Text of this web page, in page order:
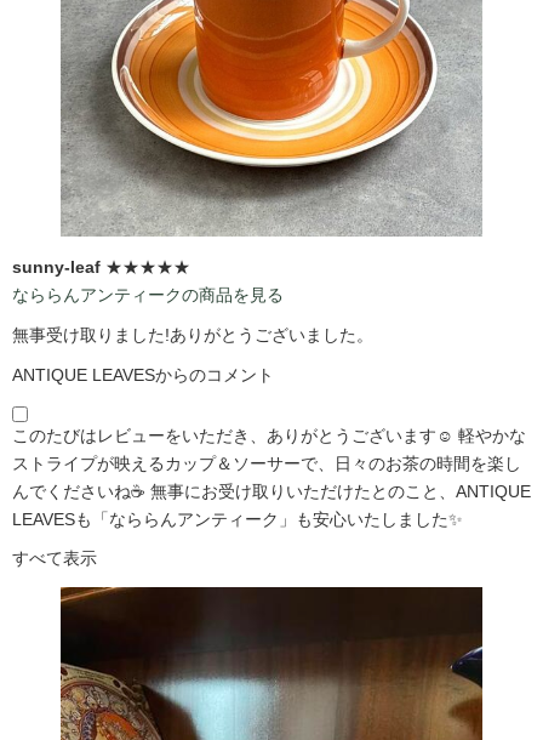
sunny-leaf ★★★★★
なららんアンティークの商品を見る
無事受け取りました!ありがとうございました。
ANTIQUE LEAVESからのコメント
このたびはレビューをいただき、ありがとうございます☺️ 軽やかな
ストライプが映えるカップ＆ソーサーで、日々のお茶の時間を楽し
んでくださいね☕ 無事にお受け取りいただけたとのこと、ANTIQUE
LEAVESも「なららんアンティーク」も安心いたしました✨
すべて表示